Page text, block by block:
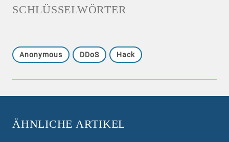
SCHLÜSSELWÖRTER
Anonymous DDoS Hack
ÄHNLICHE ARTIKEL